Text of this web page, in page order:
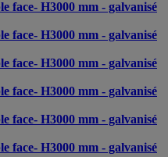
face- H3000 mm - galvanisé
face- H3000 mm - galvanisé
face- H3000 mm - galvanisé
face- H3000 mm - galvanisé
face- H3000 mm - galvanisé
face- H3000 mm - galvanisé